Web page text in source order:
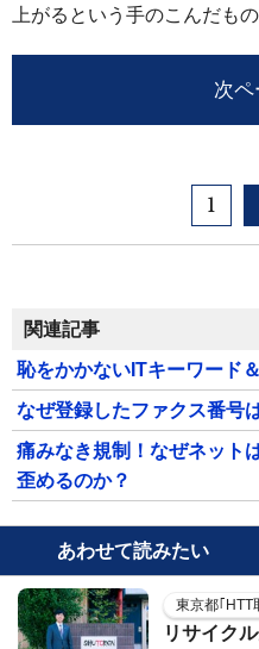
上がるという手のこんだもの
次ペ
1
関連記事
恥をかかないITキーワード
なぜ登録したファクス番号
痛みなき規制！なぜネット
歪めるのか？
あわせて読みたい
東京都｢HTT
リサイク